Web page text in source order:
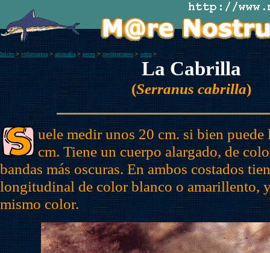
Inicio >vidamarina > animalia > peces>mediterraneo>serra >
La Cabrilla
(Serranus cabrilla)
uele medir unos 20 cm. si bien puede
cm. Tiene un cuerpo alargado, de
bandas más oscuras. En ambos costados
longitudinal de color blanco o amarillento,
mismo color.